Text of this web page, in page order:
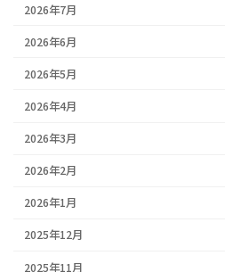
2026年7月
2026年6月
2026年5月
2026年4月
2026年3月
2026年2月
2026年1月
2025年12月
2025年11月